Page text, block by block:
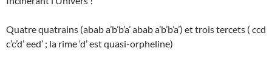
Quatre quatrains (abab a’b’b’a’ abab a’b’b’a’) et trois tercets ( ccd
c’c’d’ eed’ ; la rime ‘d’ est quasi-orpheline)